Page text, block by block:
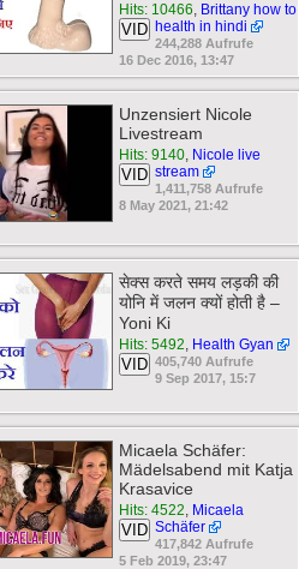
Hits: 10466, Brittany how to
health in hindi
VID
244,288 Aufrufe
16 Dec 2016, 13:47
Unzensiert Nicole
Livestream
Hits: 9140, Nicole live
stream
VID
1,411,758 Aufrufe
8 May 2021, 21:42
सेक्स करते समय लड़की की
योनि में जलन क्यों होती है –
Yoni Ki
Hits: 5492, Health Gyan
VID 405,740 Aufrufe
9 Sep 2017, 15:7
Micaela Schäfer:
Mädelsabend mit Katja
Krasavice
Hits: 4522, Micaela
Schäfer
VID
417,842 Aufrufe
5 Feb 2019, 23:47